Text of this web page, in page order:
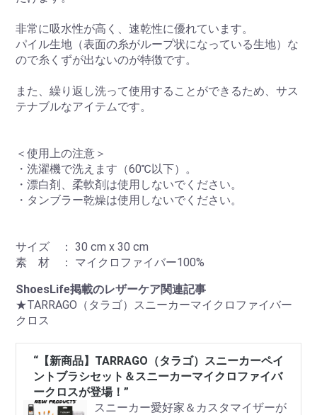
非常に吸水性が高く、速乾性に優れています。
パイル生地（表面の糸がループ状になっている生地）な
ので糸くずが出ないのが特徴です。
また、繰り返し洗って使用することができるため、サス
テナブルなアイテムです。
＜使用上の注意＞
・洗濯機で洗えます（60℃以下）。
・漂白剤、柔軟剤は使用しないでください。
・タンブラー乾燥は使用しないでください。
サイズ ： 30 cm x 30 cm
素 材 ： マイクロファイバー100%
ShoesLife掲載のレザーケア関連記事
★TARRAGO（タラゴ）スニーカーマイクロファイバー
クロス
“【新商品】TARRAGO（タラゴ）スニーカーペイ
ントブラシセット＆スニーカーマイクロファイバ
ークロスが登場！”
スニーカー愛好家＆カスタマイザーが